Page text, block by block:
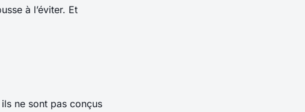
à l’éviter. Et
ne sont pas conçus